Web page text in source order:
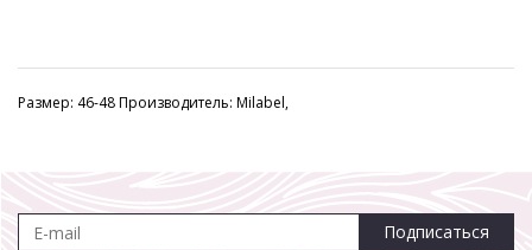
Размер: 46-48 Производитель: Milabel,
Подписаться